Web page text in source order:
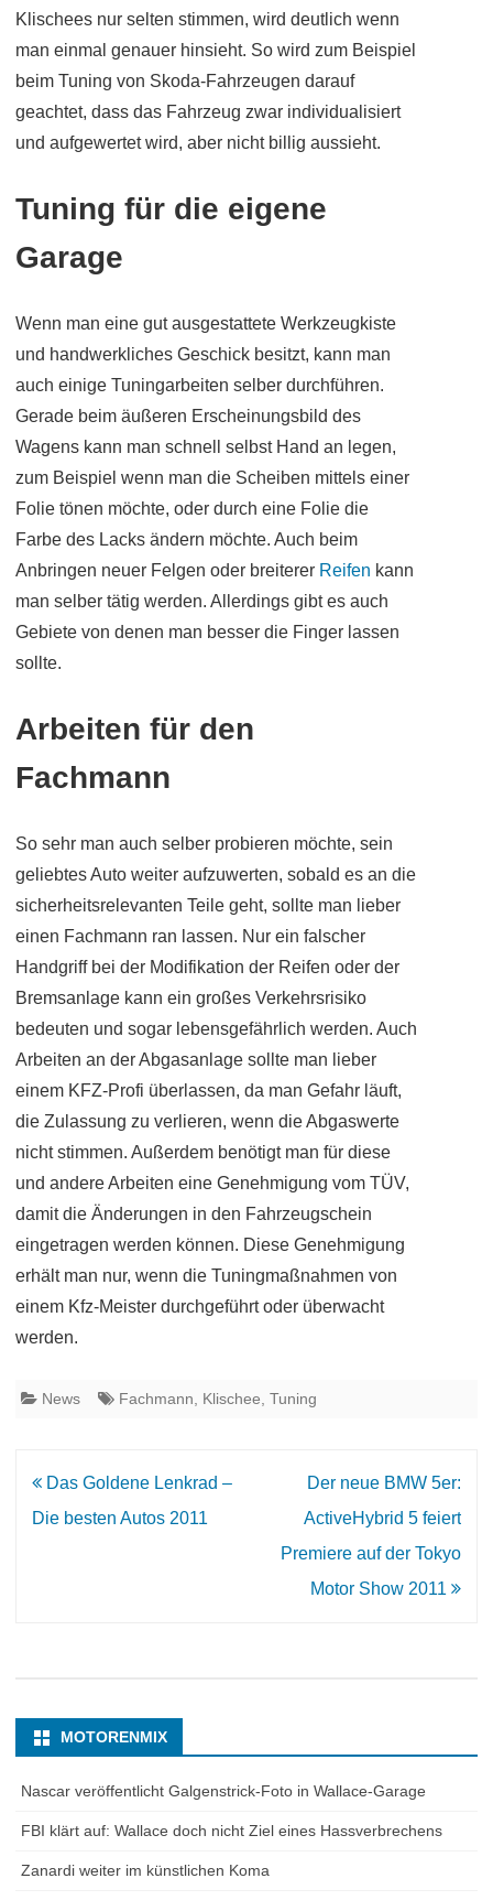
Klischees nur selten stimmen, wird deutlich wenn
man einmal genauer hinsieht. So wird zum Beispiel
beim Tuning von Skoda-Fahrzeugen darauf
geachtet, dass das Fahrzeug zwar individualisiert
und aufgewertet wird, aber nicht billig aussieht.
Tuning für die eigene
Garage
Wenn man eine gut ausgestattete Werkzeugkiste
und handwerkliches Geschick besitzt, kann man
auch einige Tuningarbeiten selber durchführen.
Gerade beim äußeren Erscheinungsbild des
Wagens kann man schnell selbst Hand an legen,
zum Beispiel wenn man die Scheiben mittels einer
Folie tönen möchte, oder durch eine Folie die
Farbe des Lacks ändern möchte. Auch beim
Anbringen neuer Felgen oder breiterer Reifen kann
man selber tätig werden. Allerdings gibt es auch
Gebiete von denen man besser die Finger lassen
sollte.
Arbeiten für den
Fachmann
So sehr man auch selber probieren möchte, sein
geliebtes Auto weiter aufzuwerten, sobald es an die
sicherheitsrelevanten Teile geht, sollte man lieber
einen Fachmann ran lassen. Nur ein falscher
Handgriff bei der Modifikation der Reifen oder der
Bremsanlage kann ein großes Verkehrsrisiko
bedeuten und sogar lebensgefährlich werden. Auch
Arbeiten an der Abgasanlage sollte man lieber
einem KFZ-Profi überlassen, da man Gefahr läuft,
die Zulassung zu verlieren, wenn die Abgaswerte
nicht stimmen. Außerdem benötigt man für diese
und andere Arbeiten eine Genehmigung vom TÜV,
damit die Änderungen in den Fahrzeugschein
eingetragen werden können. Diese Genehmigung
erhält man nur, wenn die Tuningmaßnahmen von
einem Kfz-Meister durchgeführt oder überwacht
werden.
News Fachmann Klischee Tuning
Beitrags-
Navigation
Das Goldene Lenkrad –
Die besten Autos 2011
Der neue BMW 5er:
ActiveHybrid 5 feiert
Premiere auf der Tokyo
Motor Show 2011
MOTORENMIX
Nascar veröffentlicht Galgenstrick-Foto in Wallace-Garage
FBI klärt auf: Wallace doch nicht Ziel eines Hassverbrechens
Zanardi weiter im künstlichen Koma